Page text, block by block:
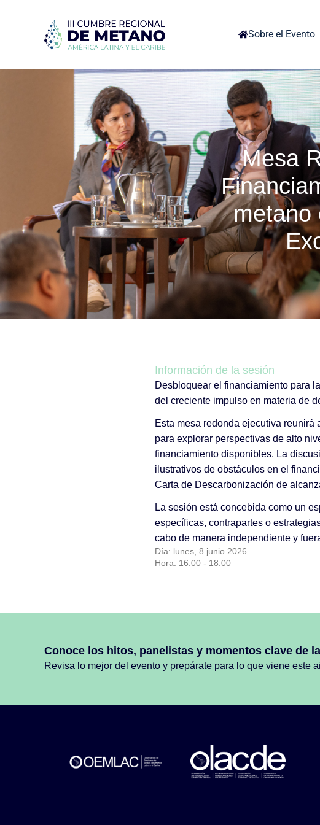
Sobre el Evento
Mesa
metano
Información de la sesión
Desbloquear el financiamiento para
del creciente impulso en materia de
Esta mesa redonda ejecutiva
para explorar perspectivas de alto
financiamiento disponibles. La
ilustrativos de obstáculos en el
Carta de Descarbonización de
La sesión está concebida como un
específicas, contrapartes o
cabo de manera independiente y
Día: lunes, 8 junio 2026
Hora: 16:00 - 18:00
Conoce los hitos, panelistas y momentos clave de
Revisa lo mejor del evento y prepárate para lo que viene este